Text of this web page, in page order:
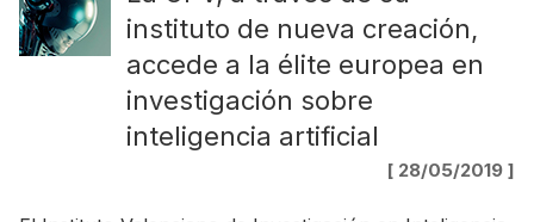
instituto de nueva creación,
accede a la élite europea en
investigación sobre
inteligencia artificial
[ 28/05/2019 ]